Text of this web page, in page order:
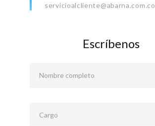
servicioalcliente@abarna.com.co
Escríbenos
Nombre completo
Cargo